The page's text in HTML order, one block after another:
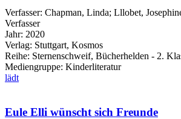
Verfasser: Chapman, Linda; Lllobet,
Verfasser
Jahr: 2020
Verlag: Stuttgart, Kosmos
Reihe: Sternenschweif, Bücherhelden - 2.
Mediengruppe: Kinderliteratur
lädt
Eule Elli wünscht sich Freunde